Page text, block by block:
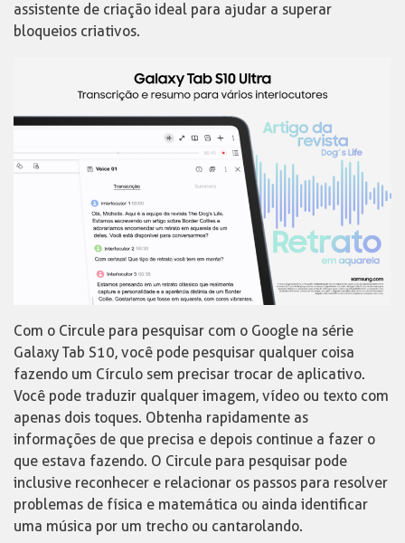
assistente de criação ideal para ajudar a superar
bloqueios criativos.
Com o Circule para pesquisar com o Google na série
Galaxy Tab S10, você pode pesquisar qualquer coisa
fazendo um Círculo sem precisar trocar de aplicativo.
Você pode traduzir qualquer imagem, vídeo ou texto com
apenas dois toques. Obtenha rapidamente as
informações de que precisa e depois continue a fazer o
que estava fazendo. O Circule para pesquisar pode
inclusive reconhecer e relacionar os passos para resolver
problemas de física e matemática ou ainda identificar
uma música por um trecho ou cantarolando.